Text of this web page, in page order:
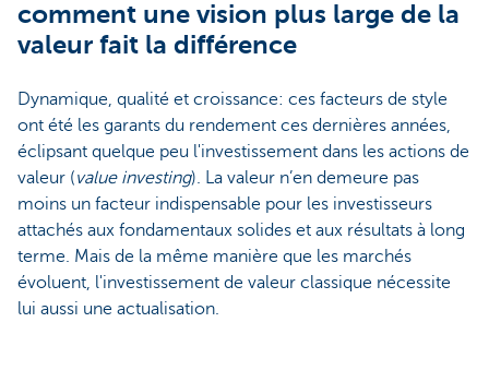
comment une vision plus large de la
valeur fait la différence
Dynamique, qualité et croissance: ces facteurs de style
ont été les garants du rendement ces dernières années,
éclipsant quelque peu l'investissement dans les actions de
valeur (value investing). La valeur n’en demeure pas
moins un facteur indispensable pour les investisseurs
attachés aux fondamentaux solides et aux résultats à long
terme. Mais de la même manière que les marchés
évoluent, l'investissement de valeur classique nécessite
lui aussi une actualisation.